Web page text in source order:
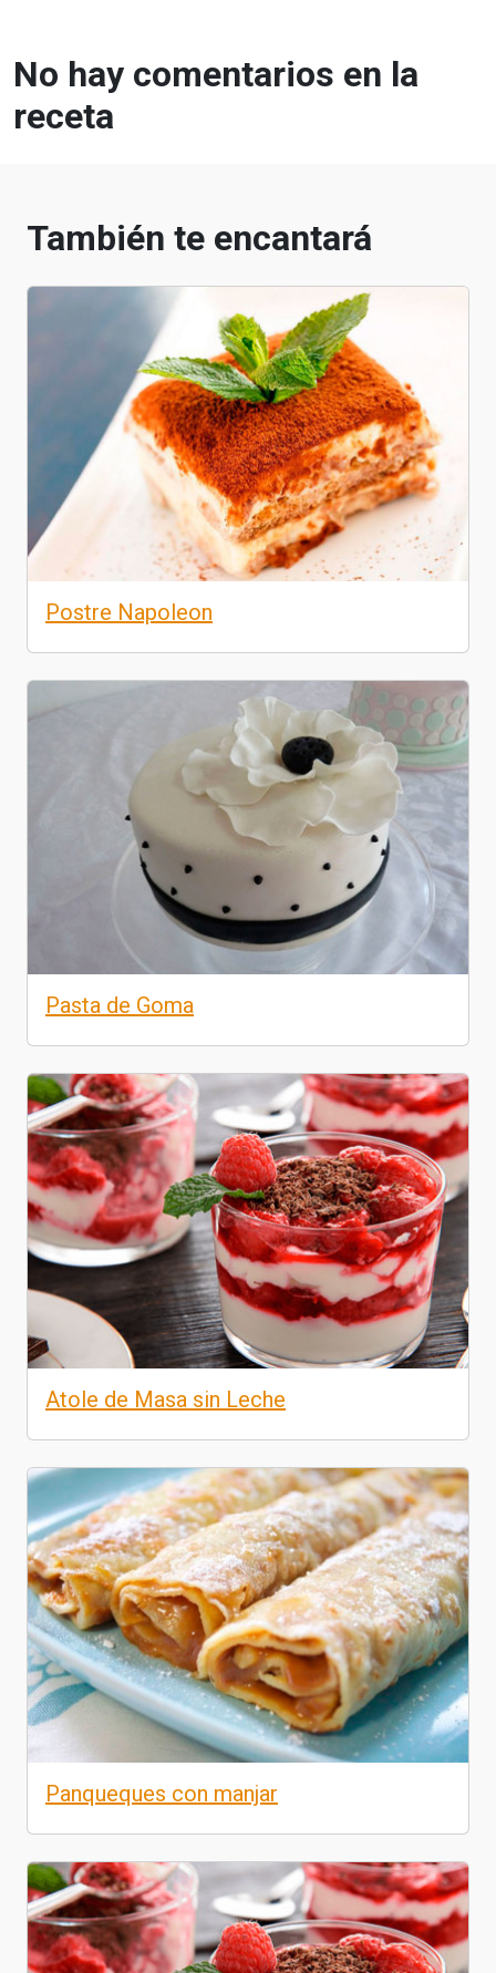
No hay comentarios en la
receta
También te encantará
Postre Napoleon
Pasta de Goma
Atole de Masa sin Leche
Panqueques con manjar